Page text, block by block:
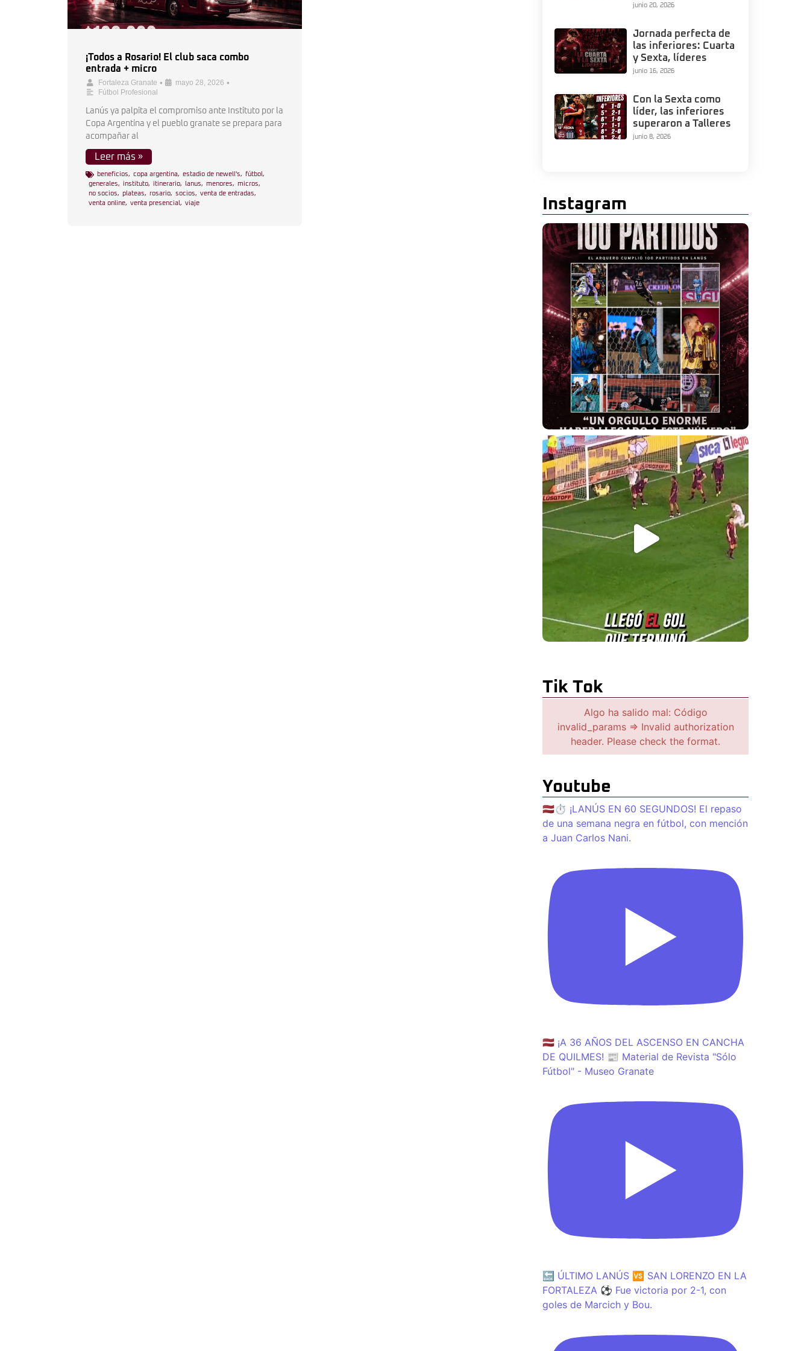
¡Todos a Rosario! El club saca combo
entrada + micro
Fortaleza Granate • mayo 28, 2026 •
Fútbol Profesional
Lanús ya palpita el compromiso ante Instituto por la
Copa Argentina y el pueblo granate se prepara para
acompañar al
Leer más »
beneficios, copa argentina, estadio de newell's, fútbol ,
generales, instituto, itinerario, lanus, menores, micros,
no socios, plateas, rosario, socios, venta de entradas,
venta online, venta presencial , viaje
junio 20, 2026
Jornada perfecta de
las inferiores: Cuarta
y Sexta, líderes
junio 16, 2026
Con la Sexta como
líder, las inferiores
superaron a Talleres
junio 8, 2026
Instagram
Tik Tok
Algo ha salido mal: Código
invalid_params => Invalid authorization
header. Please check the format.
Youtube
🇱🇻⏱️ ¡LANÚS EN 60 SEGUNDOS! El repaso
de una semana negra en fútbol, con mención
a Juan Carlos Nani.
🇱🇻 ¡A 36 AÑOS DEL ASCENSO EN CANCHA
DE QUILMES! 📰 Material de Revista "Sólo
Fútbol" - Museo Granate
🔙 ÚLTIMO LANÚS 🆚 SAN LORENZO EN LA
FORTALEZA ⚽️ Fue victoria por 2-1, con
goles de Marcich y Bou.